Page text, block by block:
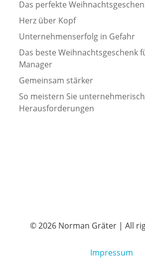
Das perfekte
Herz über Kopf
Unternehmenserfolg in Gefahr
Das beste Weihnachtsgeschenk
Manager
Gemeinsam stärker
So meistern Sie
Herausforderungen
© 2026 Norman Gräter | All
Impressum
SEHR GUT